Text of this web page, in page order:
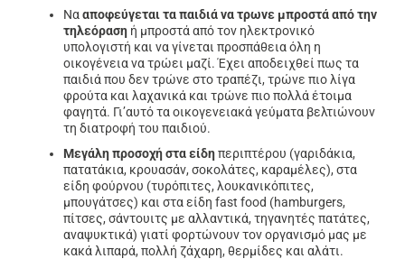
Νααποφεύγεται τα παιδιά να τρωνε μπροστά από την
τηλεόρασηή μπροστά από τον ηλεκτρονικό
υπολογιστή και να γίνεται προσπάθεια όλη η
οικογένεια να τρώει μαζί. Έχει αποδειχθεί πως τα
παιδιά που δεν τρώνε στο τραπέζι, τρώνε πιο λίγα
φρούτα και λαχανικά και τρώνε πιο πολλά έτοιμα
φαγητά. Γι’αυτό τα οικογενειακά γεύματα βελτιώνουν
τη διατροφή του παιδιού.
Μεγάλη προσοχή στα είδηπεριπτέρου (γαριδάκια,
πατατάκια, κρουασάν, σοκολάτες, καραμέλες), στα
είδη φούρνου (τυρόπιτες, λουκανικόπιτες,
μπουγάτσες) και στα είδη fast food (hamburgers,
πίτσες, σάντουιτς με αλλαντικά, τηγανητές πατάτες,
αναψυκτικά) γιατί φορτώνουν τον οργανισμό μας με
κακά λιπαρά, πολλή ζάχαρη, θερμίδες και αλάτι.